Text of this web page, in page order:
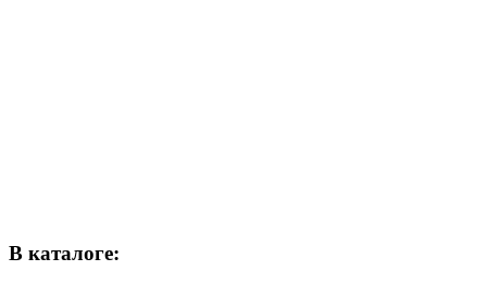
В каталоге: